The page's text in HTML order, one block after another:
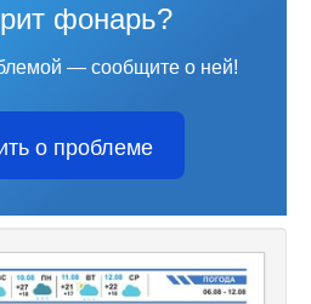
фонарь?
— сообщите о ней!
о проблеме